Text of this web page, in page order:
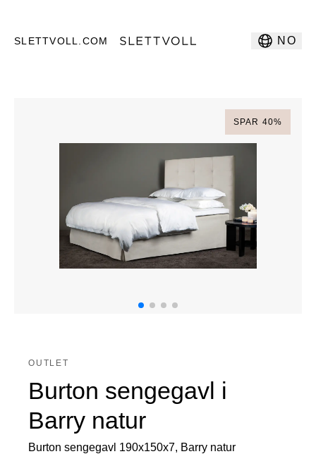
SLETTVOLL.COM NO
SPAR 40%
OUTLET
Burton sengegavl i
Barry natur
Burton sengegavl 190x150x7, Barry natur